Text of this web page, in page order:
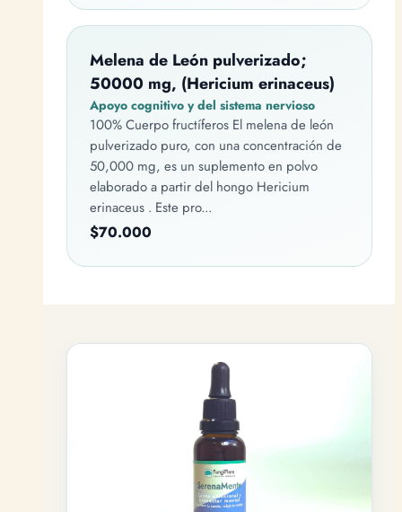
Melena de León pulverizado;
50000 mg, (Hericium erinaceus)
Apoyo cognitivo y del sistema nervioso
100% Cuerpo fructíferos El melena de león
pulverizado puro, con una concentración de
50,000 mg, es un suplemento en polvo
elaborado a partir del hongo Hericium
erinaceus . Este pro...
$70.000